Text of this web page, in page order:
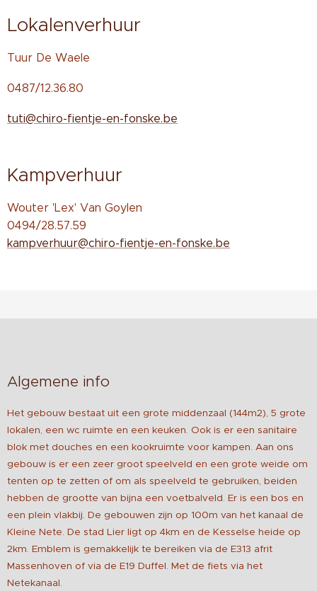
Lokalenverhuur
Tuur De Waele
0487/12.36.80
tuti@chiro-fientje-en-fonske.be
Kampverhuur
Wouter 'Lex' Van Goylen
0494/28.57.59
kampverhuur@chiro-fientje-en-fonske.be
Algemene info
Het gebouw bestaat uit een grote middenzaal (144m2), 5 grote
lokalen, een wc ruimte en een keuken. Ook is er een sanitaire
blok met douches en een kookruimte voor kampen. Aan ons
gebouw is er een zeer groot speelveld en een grote weide om
tenten op te zetten of om als speelveld te gebruiken, beiden
hebben de grootte van bijna een voetbalveld. Er is een bos en
een plein vlakbij. De gebouwen zijn op 100m van het kanaal de
Kleine Nete. De stad Lier ligt op 4km en de Kesselse heide op
2km. Emblem is gemakkelijk te bereiken via de E313 afrit
Massenhoven of via de E19 Duffel. Met de fiets via het
Netekanaal.